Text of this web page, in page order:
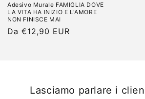
Adesivo Murale FAMIGLIA DOVE
LA VITA HA INIZIO E L'AMORE
NON FINISCE MAI
Prezzo
Da €12,90 EUR
Lasciamo parlare i